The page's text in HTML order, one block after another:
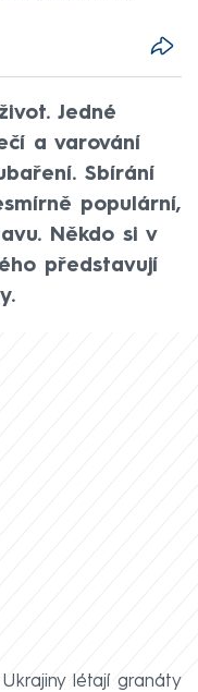
Jedné
a varování
Sbírání
populární,
Někdo si v
představují
létají granáty